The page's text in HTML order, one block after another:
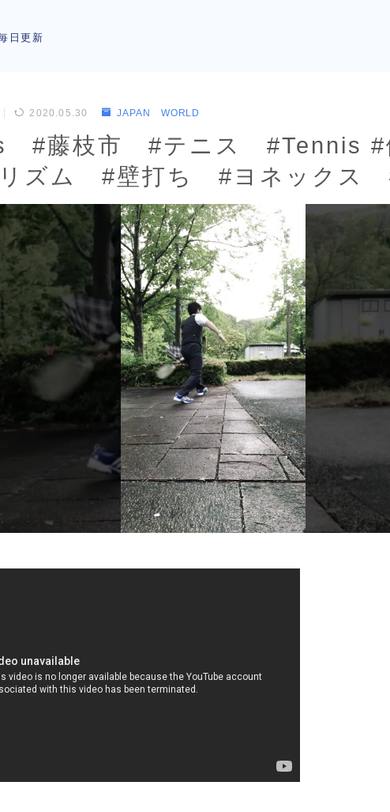
日更新
2020.05.30 JAPAN WORLD
#藤枝市 #テニス #Tennis #
リズム #壁打ち #ヨネックス